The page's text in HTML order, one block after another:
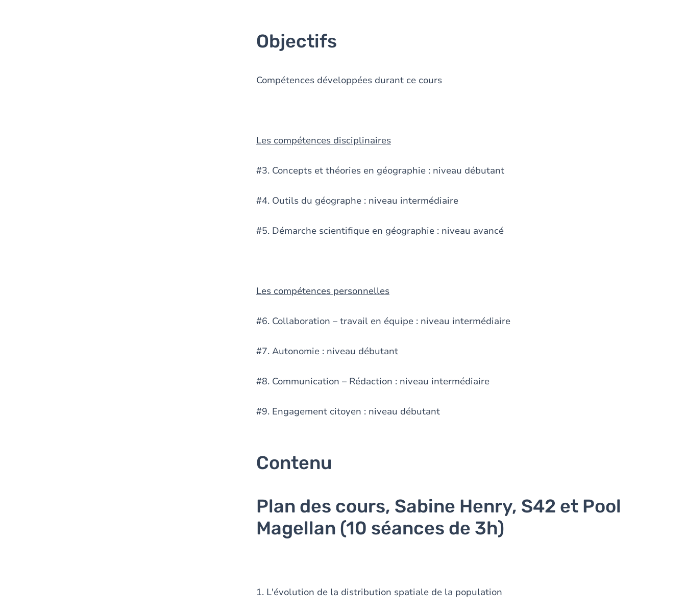
Objectifs
Compétences développées durant ce cours
Les compétences disciplinaires
#3. Concepts et théories en géographie : niveau débutant
#4. Outils du géographe : niveau intermédiaire
#5. Démarche scientifique en géographie : niveau avancé
Les compétences personnelles
#6. Collaboration – travail en équipe : niveau intermédiaire
#7. Autonomie : niveau débutant
#8. Communication – Rédaction : niveau intermédiaire
#9. Engagement citoyen : niveau débutant
Contenu
Plan des cours, Sabine Henry, S42 et Pool
Magellan (10 séances de 3h)
1. L'évolution de la distribution spatiale de la population